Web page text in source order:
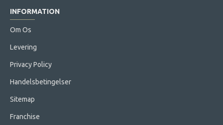
INFORMATION
Om Os
Levering
Privacy Policy
Handelsbetingelser
Sitemap
Franchise